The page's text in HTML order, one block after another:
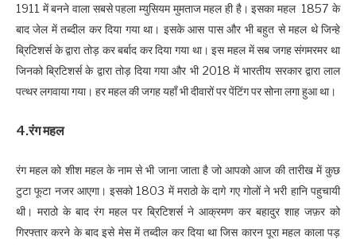
1911 में बनने वाला सबसे पहला म्युसियम मुमताज महल ही है। इसका महल 1857 के
बाद जेल में तब्दील कर दिया गया था। इसके आस पास और भी बहुत से महल थे जिन्हे
ब्रिटिशर्स के द्वारा तोड़ कर बर्बाद कर दिया गया था। इस महल में सब जगह संगमरमर था
जिनको ब्रिटिशर्स के द्वारा तोड़ दिया गया और भी 2018 में भारतीय सरकार द्वारा लाल
पत्थर लगवाया गया। हर महल की जगह यहाँ भी दीवारों पर पेंटिंग पर सोना लगा हुआ था।
4.रंग महल
रंग महल को शीश महल के नाम से भी जाना जाता है जो आपको आज की तारीख में कुछ
टुटा फूटा नजर आएगा। इसको 1803 में मराठो के दागे गए गोलों ने भरी हानि पहुचायी
थी। मराठो के बाद रंग महल पर ब्रिटिशर्स ने आक्रमण कर बहादुर शाह जफ़र को
गिरफ्तार करने के बाद इसे मेस में तब्दील कर दिया था जिस कारन पूरा महल काला पड़